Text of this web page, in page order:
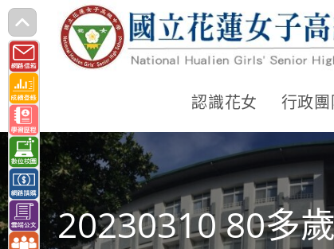
跳
轉
至
主
要
內
容
認識花女 行政
20230310 80多